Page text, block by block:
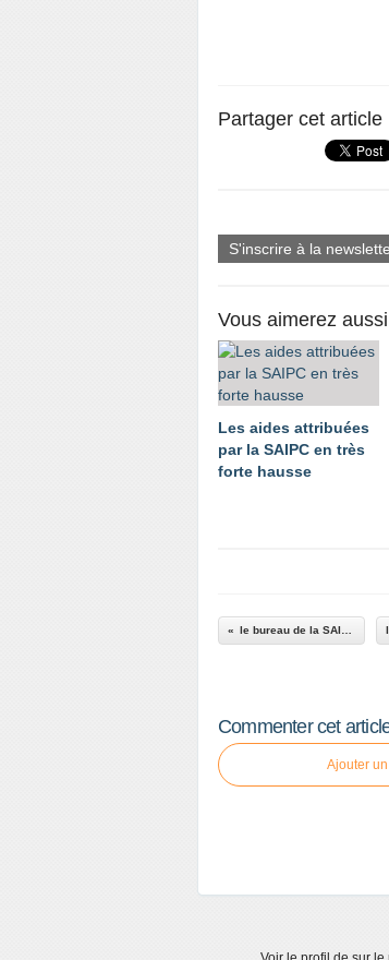
Partager cet article
S'inscrire à la
Vous aimerez
Les aides attribuées
par la SAIPC en très
forte hausse
Commenter cet
Ajouter